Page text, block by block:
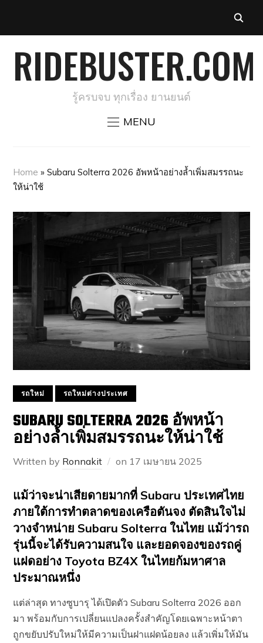
RIDEBUSTER.COM
รู้ครบจบ ทุกเรื่อง ยานยนต์
MENU
Home »Subaru Solterra 2026 อัพหน้าอย่างล้ำเพิ่มสมรรถนะ
ให้น่าใช้
รถใหม่ รถใหม่ต่างประเทศ
SUBARU SOLTERRA 2026 อัพหน้า
อย่างล้ำเพิ่มสมรรถนะให้น่าใช้
Written by Ronnakit on 17 เมษายน 2025
แม้ว่าจะน่าเสียดายมากที่ Subaru ประเทศไทย
ภายใต้การทำตลาดของเครือตันจง ตัดสินใจไม่
วางจำหน่าย Subaru Solterra ในไทย แม้ว่ารถ
รุ่นนี้จะได้รับความสนใจ และยอดจองของรถคู่
แฝดอย่าง Toyota BZ4X ในไทยก้มหาศาล
ประมาณหนึ่ง
แต่ล่าสุด ทางซูบารุ ได้เปิดตัว Subaru Solterra 2026 ออก
มา พร้อมกับการเปลี่ยนแปลงครั้งสำคัญโดยเฉพาะหน้าตา
ถูกขยับปรับใหม่ให้มีความเป็นฝาแฝดน้อยลง แล้วเพิ่มให้มัน